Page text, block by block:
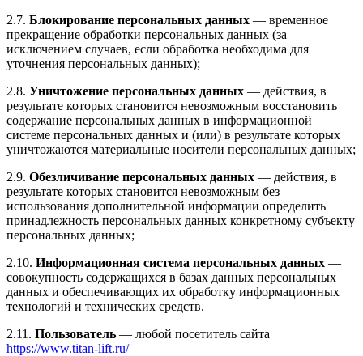
2.7. Блокирование персональных данных — временное
прекращение обработки персональных данных (за
исключением случаев, если обработка необходима для
уточнения персональных данных);
2.8. Уничтожение персональных данных — действия, в
результате которых становится невозможным восстановить
содержание персональных данных в информационной
системе персональных данных и (или) в результате которых
уничтожаются материальные носители персональных данных;
2.9. Обезличивание персональных данных — действия, в
результате которых становится невозможным без
использования дополнительной информации определить
принадлежность персональных данных конкретному субъекту
персональных данных;
2.10. Информационная система персональных данных —
совокупность содержащихся в базах данных персональных
данных и обеспечивающих их обработку информационных
технологий и технических средств.
2.11. Пользователь — любой посетитель сайта
https://www.titan-lift.ru/